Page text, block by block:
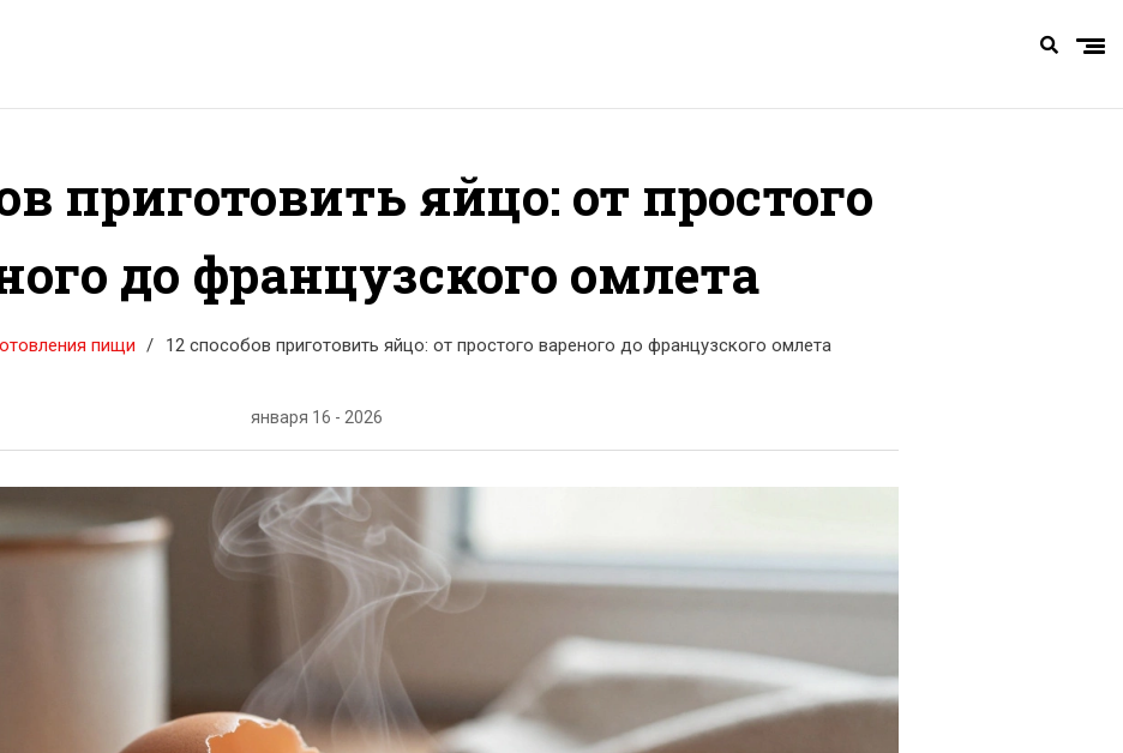
приготовить яйцо: от простого
до французского омлета
пищи 12 способов приготовить яйцо: от простого вареного до французского омлета
января 16 - 2026